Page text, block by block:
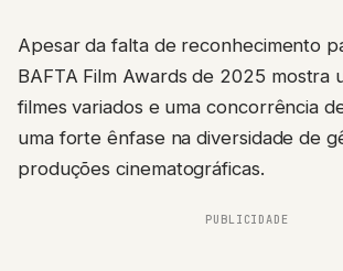
Apesar da falta de reconhecimento
BAFTA Film Awards de 2025 mostra
filmes variados e uma concorrência
uma forte ênfase na diversidade de
produções cinematográficas.
PUBLICIDADE